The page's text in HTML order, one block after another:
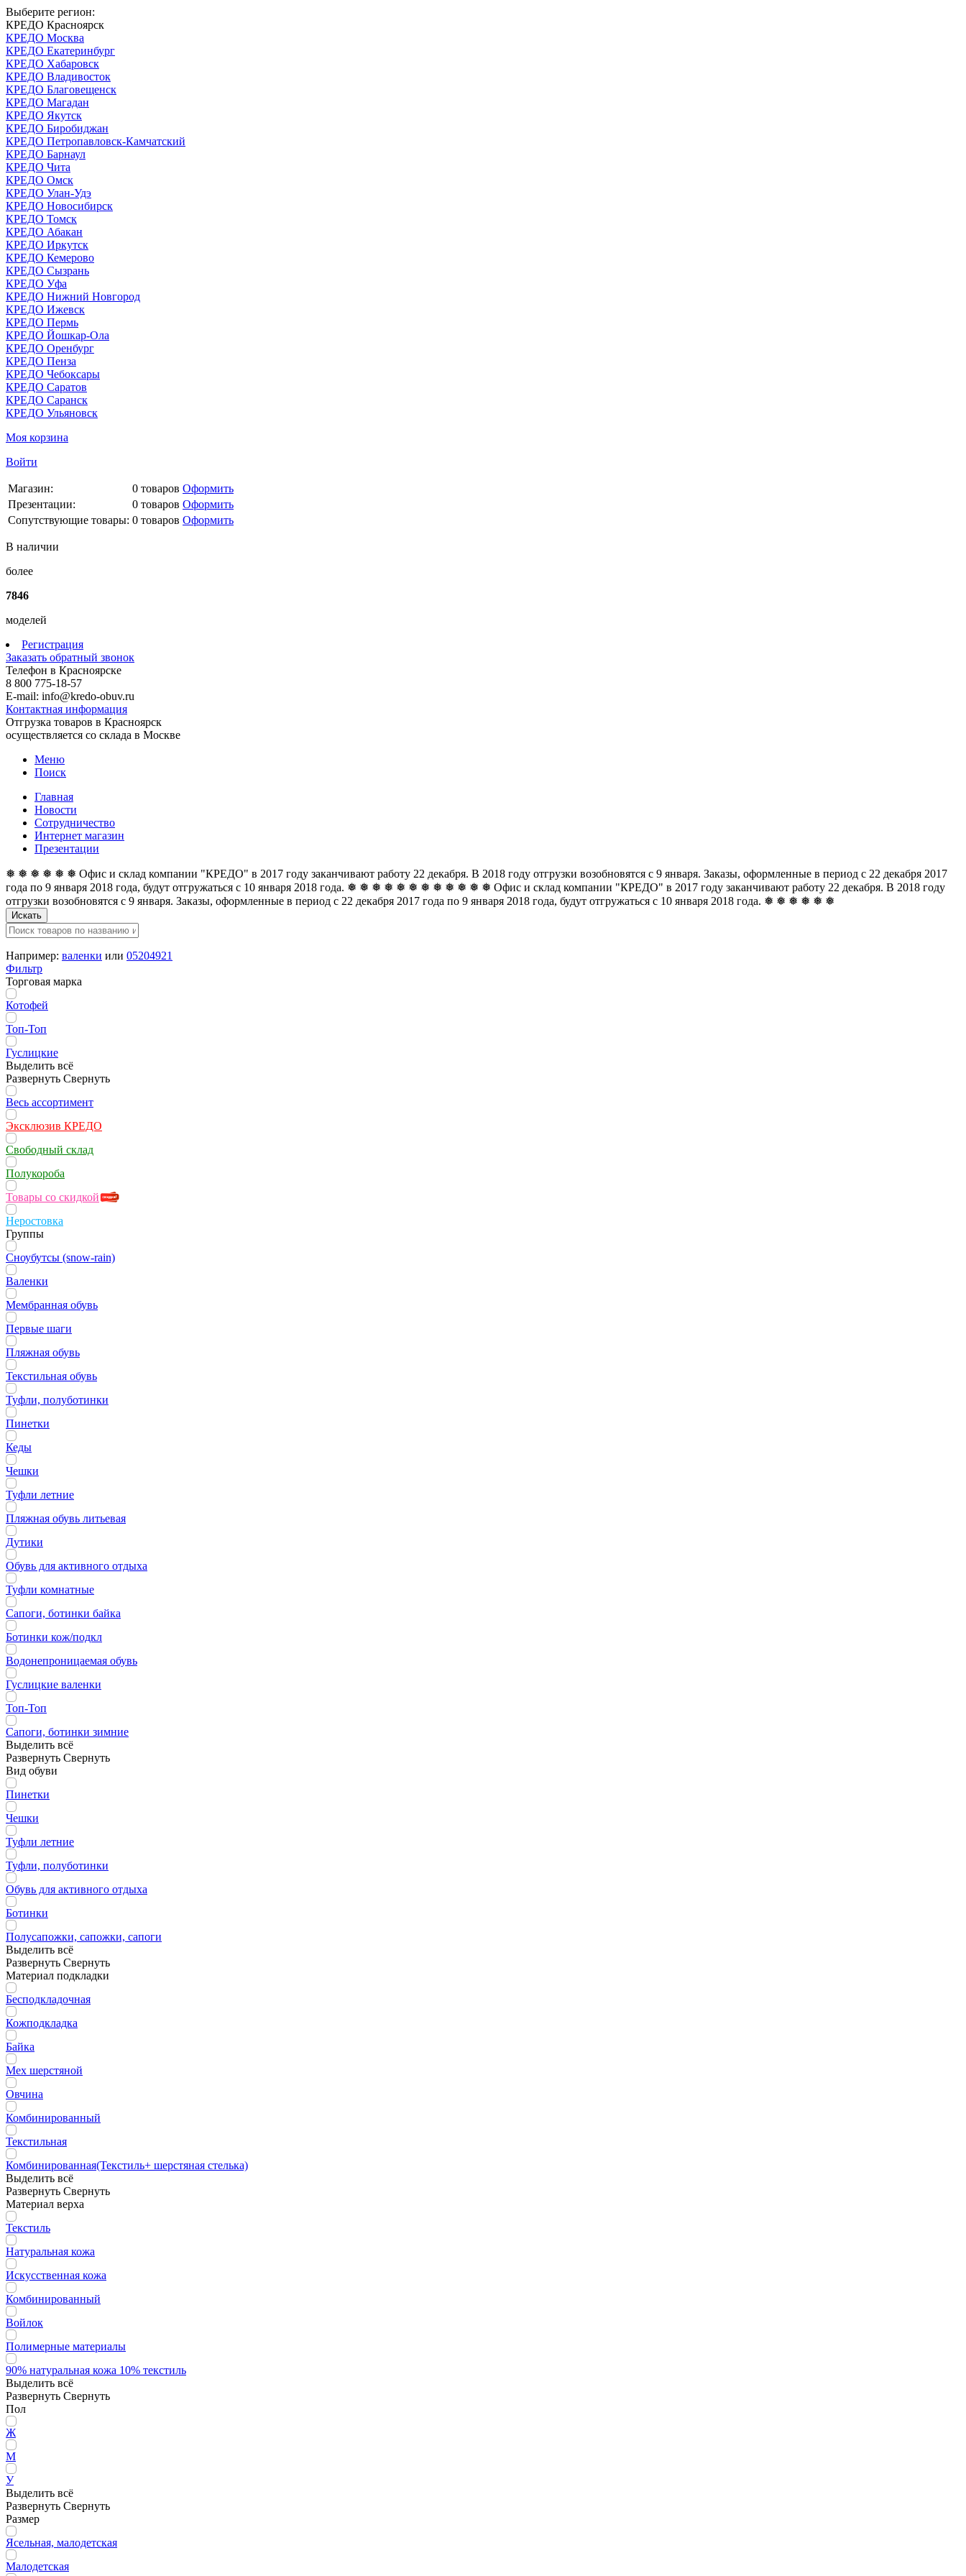
Выберите регион:
КРЕДО Красноярск
КРЕДО Москва
КРЕДО Екатеринбург
КРЕДО Хабаровск
КРЕДО Владивосток
КРЕДО Благовещенск
КРЕДО Магадан
КРЕДО Якутск
КРЕДО Биробиджан
КРЕДО Петропавловск-Камчатский
КРЕДО Барнаул
КРЕДО Чита
КРЕДО Омск
КРЕДО Улан-Удэ
КРЕДО Новосибирск
КРЕДО Томск
КРЕДО Абакан
КРЕДО Иркутск
КРЕДО Кемерово
КРЕДО Сызрань
КРЕДО Уфа
КРЕДО Нижний Новгород
КРЕДО Ижевск
КРЕДО Пермь
КРЕДО Йошкар-Ола
КРЕДО Оренбург
КРЕДО Пенза
КРЕДО Чебоксары
КРЕДО Саратов
КРЕДО Саранск
КРЕДО Ульяновск
Моя корзина
Войти
Магазин: 0 товаров Оформить
Презентации:
0 товаров Оформить
Сопутствующие товары: 0 товаров Оформить
В наличии
более
7846
моделей
Регистрация
Заказать обратный звонок
Телефон в Красноярске
8 800 775-18-57
E-mail: info@kredo-obuv.ru
Контактная информация
Отгрузка товаров в Красноярск
осуществляется со склада в Москве
Меню
Поиск
Главная
Новости
Сотрудничество
Интернет магазин
Презентации
❅ ❅ ❅ ❅ ❅ ❅ Офис и склад компании "КРЕДО" в 2017 году заканчивают работу 22 декабря. В 2018 году отгрузки возобновятся с 9 января. Заказы, оформленные в период с 22 декабря 2017
года по 9 января 2018 года, будут отгружаться с 10 января 2018 года. ❅ ❅ ❅ ❅ ❅ ❅ ❅ ❅ ❅ ❅ ❅ ❅ Офис и склад компании "КРЕДО" в 2017 году заканчивают работу 22 декабря. В 2018 году
отгрузки возобновятся с 9 января. Заказы, оформленные в период с 22 декабря 2017 года по 9 января 2018 года, будут отгружаться с 10 января 2018 года. ❅ ❅ ❅ ❅ ❅ ❅
Искать
Например: валенки или 05204921
Фильтр
Торговая марка
Котофей
Топ-Топ
Гуслицкие
Выделить всё
Развернуть Свернуть
Весь ассортимент
Эксклюзив КРЕДО
Свободный склад
Полукороба
Товары со скидкой
Неростовка
Группы
Сноубутсы (snow-rain)
Валенки
Мембранная обувь
Первые шаги
Пляжная обувь
Текстильная обувь
Туфли, полуботинки
Пинетки
Кеды
Чешки
Туфли летние
Пляжная обувь литьевая
Дутики
Обувь для активного отдыха
Туфли комнатные
Сапоги, ботинки байка
Ботинки кож/подкл
Водонепроницаемая обувь
Гуслицкие валенки
Топ-Топ
Сапоги, ботинки зимние
Выделить всё
Развернуть Свернуть
Вид обуви
Пинетки
Чешки
Туфли летние
Туфли, полуботинки
Обувь для активного отдыха
Ботинки
Полусапожки, сапожки, сапоги
Выделить всё
Развернуть Свернуть
Материал подкладки
Бесподкладочная
Кожподкладка
Байка
Мех шерстяной
Овчина
Комбинированный
Текстильная
Комбинированная(Текстиль+ шерстяная стелька)
Выделить всё
Развернуть Свернуть
Материал верха
Текстиль
Натуральная кожа
Искусственная кожа
Комбинированный
Войлок
Полимерные материалы
90% натуральная кожа 10% текстиль
Выделить всё
Развернуть Свернуть
Пол
Ж
М
У
Выделить всё
Развернуть Свернуть
Размер
Ясельная, малодетская
Малодетская